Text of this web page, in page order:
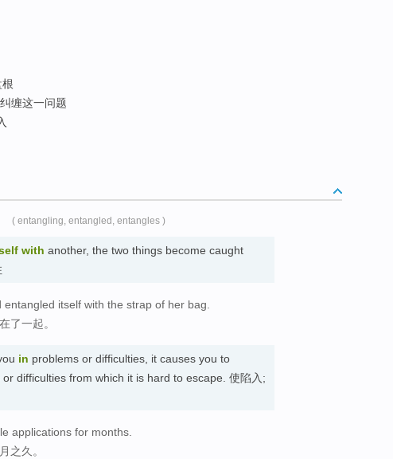
缠这一问题
( entangling, entangled, entangles )
with another, the two things become caught
itself with the strap of her bag.
了一起。
in problems or difficulties, it causes you to
difficulties from which it is hard to escape. 使陷入;
applications for months.
之久。